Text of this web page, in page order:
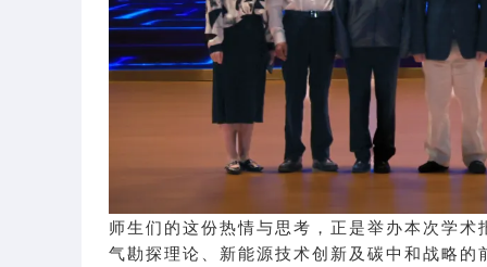
师生们的这份热情与思考，正是举办本次学
气勘探理论、新能源技术创新及碳中和战略